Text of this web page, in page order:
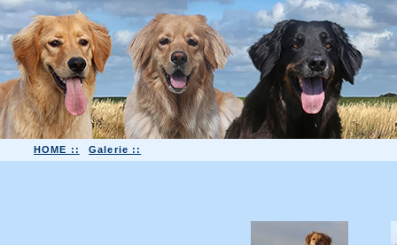
HOME :: Galerie ::